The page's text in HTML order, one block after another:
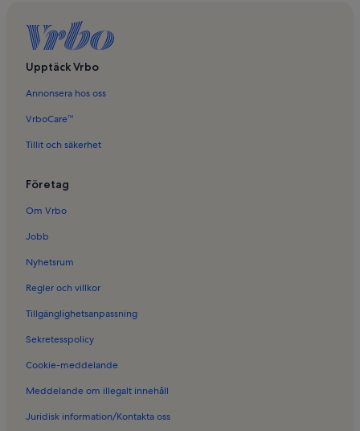
Upptäck Vrbo
Annonsera hos oss
VrboCare™
Tillit och säkerhet
Företag
Om Vrbo
Jobb
Nyhetsrum
Regler och villkor
Tillgänglighetsanpassning
Sekretesspolicy
Cookie-meddelande
Meddelande om illegalt innehåll
Juridisk information/Kontakta oss